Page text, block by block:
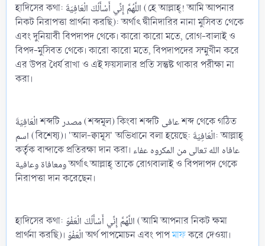
হাদিসের কথা: اللَّهُمَّ إِنِّي أَسْأَلُكَ الْعَافِيَةَ (হে আল্লাহ্‌! আমি আপনার
নিকট নিরাপত্তা প্রার্থনা করছি): অর্থাৎ দ্বীনিদারির নানা মুসিবত থেকে
এবং দুনিয়াবী বিপদাপদ থেকে। কারো কারো মতে, রোগ-বালাই ও
বিপদ-মুসিবত থেকে। কারো কারো মতে, বিপদাপদের সম্মুখীন করে
এর উপর ধৈর্য রাখা ও এই ফয়সালার প্রতি সন্তুষ্ট থাকার পরীক্ষা না
করা।
الْعَافِيَةَ শব্দটি مصدر (শব্দমূল) কিংবা শব্দটি عافى শব্দ থেকে গঠিত
اسم (বিশেষ্য)। 'আল-ক্বামূস' অভিধানে বলা হয়েছে: الْعَافِيَةَ: আল্লাহ্‌
কর্তৃক বান্দাকে প্রতিরক্ষা দান করা। عافاه الله تعالى من المكروه عفاء
ومعافاة وعافية অর্থাৎ আল্লাহ্‌ তাকে রোগবালাই ও বিপদাপদ থেকে
নিরাপত্তা দান করেছেন।
হাদিসের কথা: اللَّهُمَّ إِنِّي أَسْأَلُكَ الْعَفْوَ (আমি আপনার নিকট ক্ষমা
প্রার্থনা করছি)। الْعَفْوَ অর্থ পাপমোচন এবং পাপমাফকরে দেওয়া।